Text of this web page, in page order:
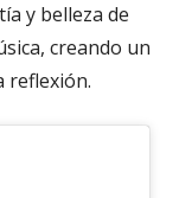
y belleza de
creando un
reflexión.